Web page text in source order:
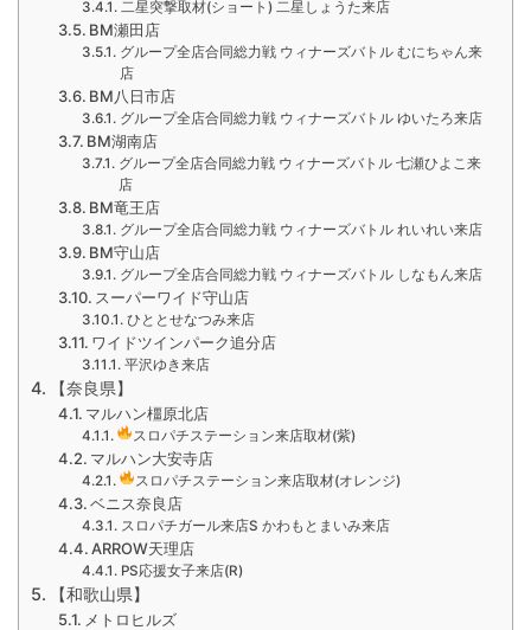
二星突撃取材(ショート) 二星しょうた来店
BM瀬田店
グループ全店合同総力戦 ウィナーズバトル むにちゃん来
店
BM八日市店
グループ全店合同総力戦 ウィナーズバトル ゆいたろ来店
BM湖南店
グループ全店合同総力戦 ウィナーズバトル 七瀬ひよこ来
店
BM竜王店
グループ全店合同総力戦 ウィナーズバトル れいれい来店
BM守山店
グループ全店合同総力戦 ウィナーズバトル しなもん来店
スーパーワイド守山店
ひととせなつみ来店
ワイドツインパーク追分店
平沢ゆき来店
【奈良県】
マルハン橿原北店
スロパチステーション来店取材(紫)
マルハン大安寺店
スロパチステーション来店取材(オレンジ)
ベニス奈良店
スロパチガール来店S かわもとまいみ来店
ARROW天理店
PS応援女子来店(R)
【和歌山県】
メトロヒルズ